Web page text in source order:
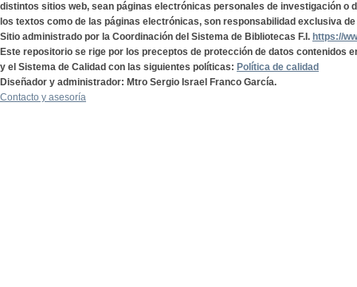
distintos sitios web, sean páginas electrónicas personales de investigación o
los textos como de las páginas electrónicas, son responsabilidad exclusiva
Sitio administrado por la Coordinación del Sistema de Bibliotecas F.I. https://
Este repositorio se rige por los preceptos de protección de datos contenidos
y el Sistema de Calidad con las siguientes políticas: Política de calidad
Diseñador y administrador: Mtro Sergio Israel Franco García.
Contacto y asesoría